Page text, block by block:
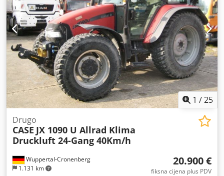
1 /25
Wuppertal-Cronenberg
1.131 km
Drugo
CASE JX 1090 U Allrad Klima
Druckluft 24-Gang 40Km/h
20.900 €
fiksna cijena plus PDV